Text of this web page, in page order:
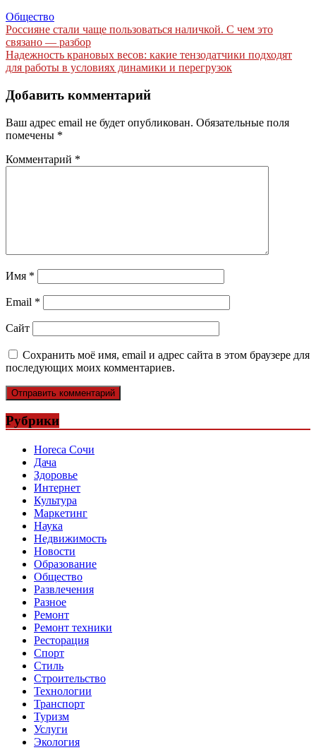
Общество
Навигация
по
записям
Россияне стали чаще пользоваться наличкой. С чем это
связано — разбор
Надежность крановых весов: какие тензодатчики подходят
для работы в условиях динамики и перегрузок
Добавить комментарий
Ваш адрес email не будет опубликован. Обязательные поля
помечены *
Комментарий *
Имя *
Email *
Сайт
Сохранить моё имя, email и адрес сайта в этом браузере для
последующих моих комментариев.
Рубрики
Horeca Сочи
Дача
Здоровье
Интернет
Культура
Маркетинг
Наука
Недвижимость
Новости
Образование
Общество
Развлечения
Разное
Ремонт
Ремонт техники
Ресторация
Спорт
Стиль
Строительство
Технологии
Транспорт
Туризм
Услуги
Экология